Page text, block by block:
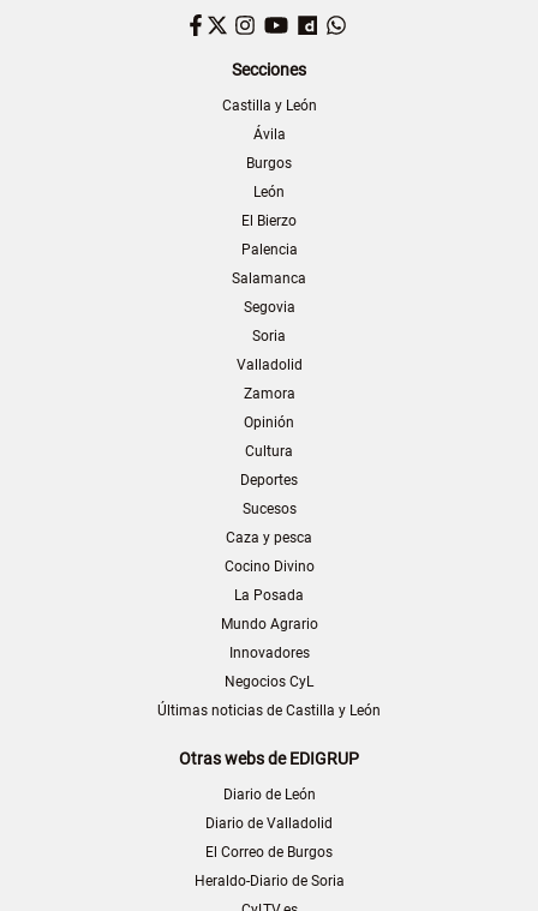
Facebook
TwitterInstagram
YouTubeDailymotion
Secciones
Castilla y León
Ávila
Burgos
León
El Bierzo
Palencia
Salamanca
Segovia
Soria
Valladolid
Zamora
Opinión
Cultura
Deportes
Sucesos
Caza y pesca
Cocino Divino
La Posada
Mundo Agrario
Innovadores
Negocios CyL
Últimas noticias de Castilla y León
Otras webs de EDIGRUP
Diario de León
Diario de Valladolid
El Correo de Burgos
Heraldo-Diario de Soria